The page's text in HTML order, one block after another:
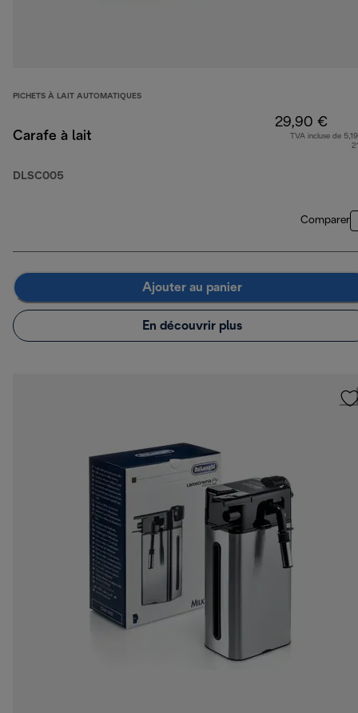
PICHETS À LAIT AUTOMATIQUES
Carafe à lait
DLSC005
29,90 €
TVA incluse de
Comparer
Ajouter au panier
En découvrir plus